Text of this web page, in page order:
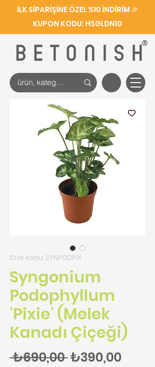
BETONISH
®
İLK SİPARİŞİNE ÖZEL %10 İNDİRİM 🎉
KUPON KODU: HSGLDN10
Stok kodu: SYNPODPIX
Syngonium
Podophyllum
'Pixie' (Melek
Kanadı Çiçeği)
₺690,00 Normal Fiyat
₺390,00